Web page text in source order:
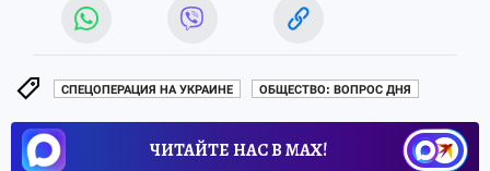
СПЕЦОПЕРАЦИЯ НА УКРАИНЕ ОБЩЕСТВО: ВОПРОС ДНЯ
ЧИТАЙТЕ НАС В МАХ!